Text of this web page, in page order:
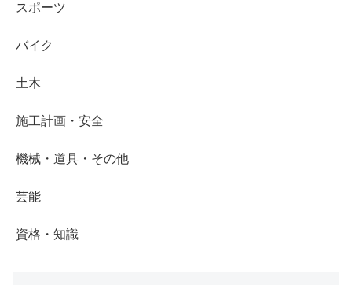
スポーツ
バイク
土木
施工計画・安全
機械・道具・その他
芸能
資格・知識